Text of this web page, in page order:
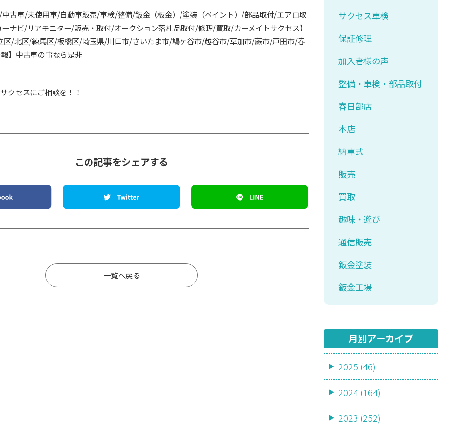
古車/未使用車/自動車販売/車検/整備/鈑金（板金）/塗装（ペイント）/部品取付/エアロ取
ナビ/リアモニター/販売・取付/オークション落札品取付/修理/買取/カーメイトサクセス】
/北区/練馬区/板橋区/埼玉県/川口市/さいたま市/鳩ヶ谷市/越谷市/草加市/蕨市/戸田市/春
】中古車の事なら是非
クセスにご相談を！！
この記事をシェアする
一覧へ戻る
サクセス車検
保証修理
加入者様の声
整備・車検・部品取付
春日部店
本店
納車式
販売
買取
趣味・遊び
通信販売
鈑金塗装
鈑金工場
月別アーカイブ
2025 (46)
2024 (164)
2023 (252)